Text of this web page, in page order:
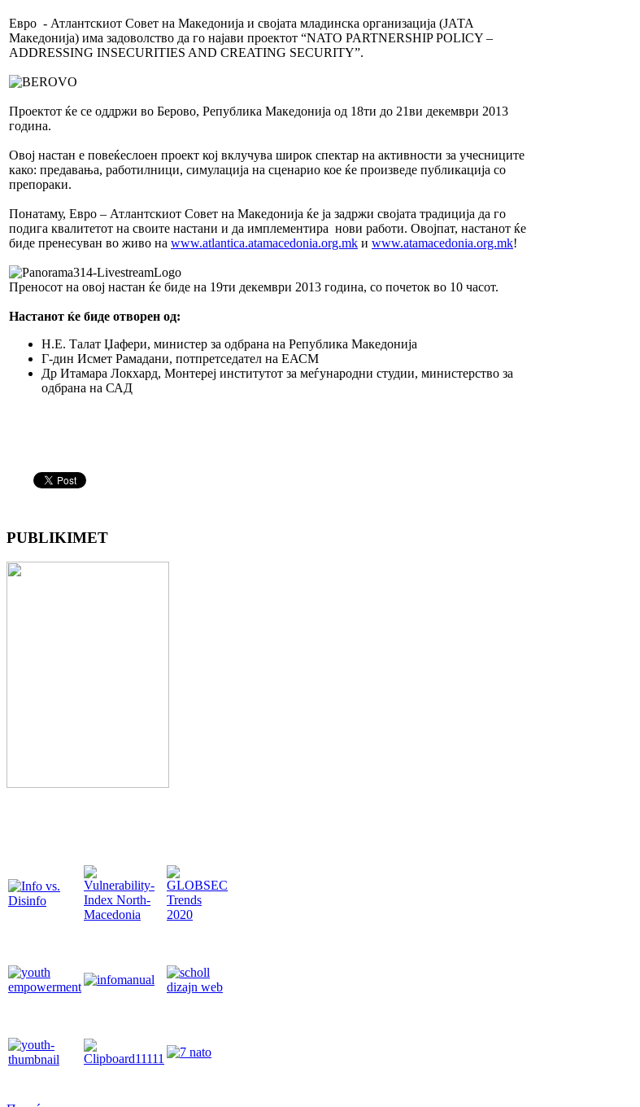
Евро - Атлантскиот Совет на Македонија и својата младинска организација (ЈАТА
Македонија) има задоволство да го најави проектот “NATO PARTNERSHIP POLICY –
ADDRESSING INSECURITIES AND CREATING SECURITY”.
Проектот ќе се оддржи во Берово, Република Македонија од 18ти до 21ви декември 2013
година.
Овој настан е повеќеслоен проект кој вклучува широк спектар на активности за учесниците
како: предавања, работилници, симулација на сценарио кое ќе произведе публикација со
препораки.
Понатаму, Евро – Атлантскиот Совет на Македонија ќе ја задржи својата традиција да го
подига квалитетот на своите настани и да имплементира нови работи. Овојпат, настанот ќе
биде пренесуван во живо на www.atlantica.atamacedonia.org.mk и www.atamacedonia.org.mk!
Преносот на овој настан ќе биде на 19ти декември 2013 година, со почеток во 10 часот.
Настанот ќе биде отворен од:
Н.Е. Талат Џафери, министер за одбрана на Република Македонија
Г-дин Исмет Рамадани, потпретседател на ЕАСМ
Др Итамара Локхард, Монтереј институтот за меѓународни студии, министерство за
одбрана на САД
PUBLIKIMET